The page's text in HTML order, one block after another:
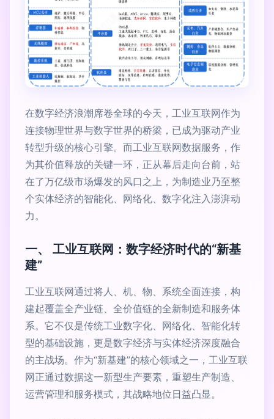
在数字经济浪潮席卷全球的今天，工业互联网作为
连接物理世界与数字世界的桥梁，已成为驱动产业
转型升级的核心引擎。而工业互联网数据服务，作
为其价值释放的关键一环，正从幕后走向台前，站
在了万亿级市场爆发的风口之上，为制造业乃至整
个实体经济的智能化、网络化、数字化注入澎湃动
力。
一、 工业互联网：数字经济时代的“新基
建”
工业互联网通过将人、机、物、系统全面连接，构
建起覆盖全产业链、全价值链的全新制造和服务体
系。它不仅是传统工业数字化、网络化、智能化转
型的基础设施，更是数字经济与实体经济深度融合
的主战场。作为“新基建”的核心领域之一，工业互联
网正通过数据这一新型生产要素，重塑生产制造、
运营管理和服务模式，其战略地位日益凸显。